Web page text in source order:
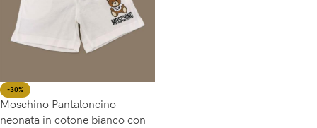
-30%
Moschino Pantaloncino
neonata in cotone bianco con